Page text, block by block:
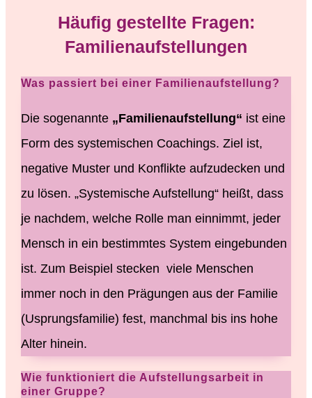
Häufig gestellte Fragen:
Familienaufstellungen
Was passiert bei einer Familienaufstellung?
Die sogenannte„Familienaufstellung“ ist eine
Form des systemischen Coachings. Ziel ist,
negative Muster und Konflikte aufzudecken und
zu lösen. „Systemische Aufstellung“ heißt, dass
je nachdem, welche Rolle man einnimmt, jeder
Mensch in ein bestimmtes System eingebunden
ist. Zum Beispiel stecken viele Menschen
immer noch in den Prägungen aus der Familie
(Usprungsfamilie) fest, manchmal bis ins hohe
Alter hinein.
Wie funktioniert die Aufstellungsarbeit in
einer Gruppe?